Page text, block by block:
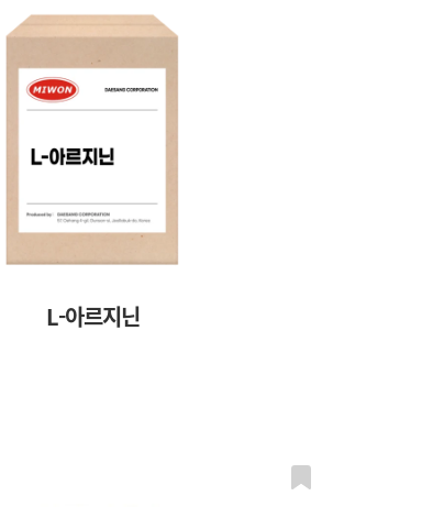
L-아르지닌